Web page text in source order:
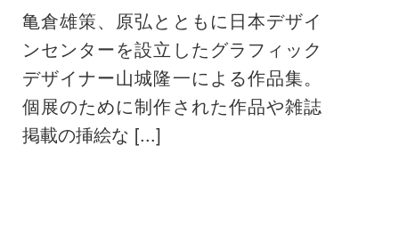
亀倉雄策、原弘とともに日本デザイ
ンセンターを設立したグラフィック
デザイナー山城隆一による作品集。
個展のために制作された作品や雑誌
掲載の挿絵な [...]